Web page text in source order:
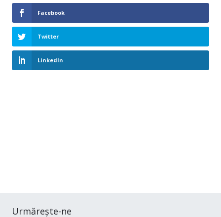
Facebook
Twitter
LinkedIn
Urmărește-ne